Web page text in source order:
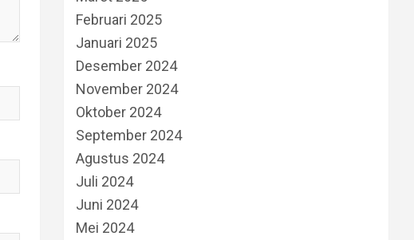
Februari 2025
Januari 2025
Desember 2024
November 2024
Oktober 2024
September 2024
Agustus 2024
Juli 2024
Juni 2024
Mei 2024